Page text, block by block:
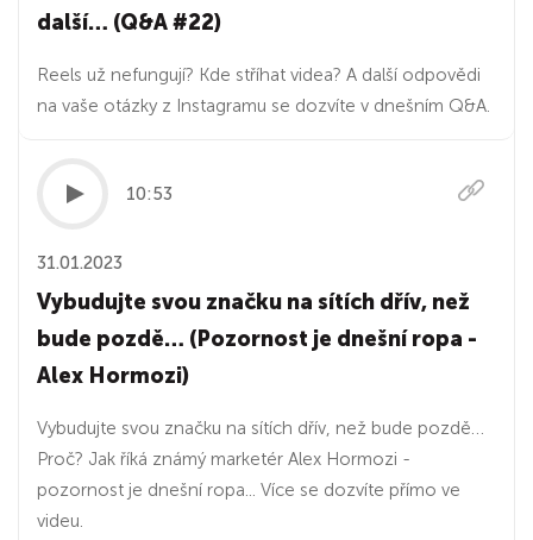
další… (Q&A #22)
Reels už nefungují? Kde stříhat videa? A další odpovědi
na vaše otázky z Instagramu se dozvíte v dnešním Q&A.
10:53
31.01.2023
Vybudujte svou značku na sítích dřív, než
bude pozdě… (Pozornost je dnešní ropa -
Alex Hormozi)
Vybudujte svou značku na sítích dřív, než bude pozdě…
Proč? Jak říká známý marketér Alex Hormozi -
pozornost je dnešní ropa... Více se dozvíte přímo ve
videu.